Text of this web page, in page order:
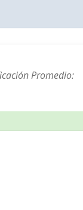
Promedio: